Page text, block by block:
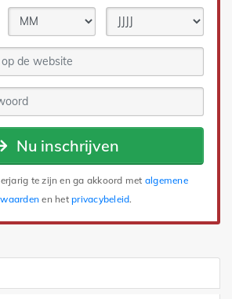
Nu inschrijven
te zijn en ga akkoord met algemene
en hetprivacybeleid.